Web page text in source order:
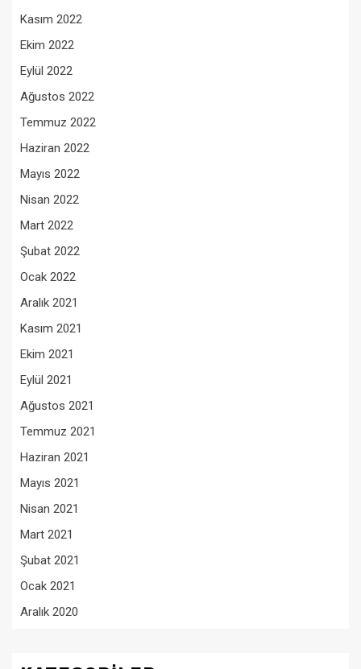
Kasım 2022
Ekim 2022
Eylül 2022
Ağustos 2022
Temmuz 2022
Haziran 2022
Mayıs 2022
Nisan 2022
Mart 2022
Şubat 2022
Ocak 2022
Aralık 2021
Kasım 2021
Ekim 2021
Eylül 2021
Ağustos 2021
Temmuz 2021
Haziran 2021
Mayıs 2021
Nisan 2021
Mart 2021
Şubat 2021
Ocak 2021
Aralık 2020